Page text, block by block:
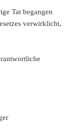
Tat begangen
verwirklicht,